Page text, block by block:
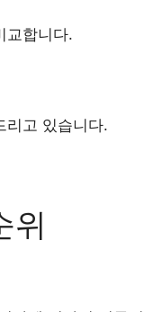
교합니다.
고 있습니다.
위